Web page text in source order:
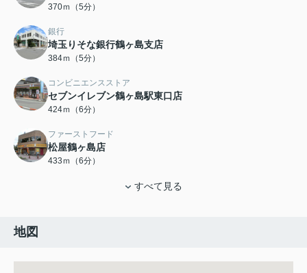
370ｍ（5分）
銀行
埼玉りそな銀行鶴ヶ島支店
384ｍ（5分）
コンビニエンスストア
セブンイレブン鶴ヶ島駅東口店
424ｍ（6分）
ファーストフード
松屋鶴ヶ島店
433ｍ（6分）
すべて見る
地図